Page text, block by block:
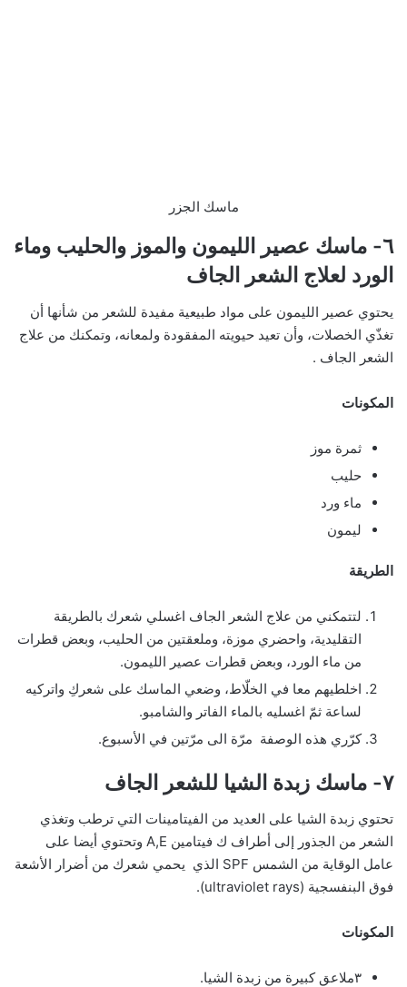
ماسك الجزر
٦- ماسك عصير الليمون والموز والحليب وماء
الورد لعلاج الشعر الجاف
يحتوي عصير الليمون على مواد طبيعية مفيدة للشعر من شأنها أن
تغذّي الخصلات، وأن تعيد حيويته المفقودة ولمعانه، وتمكنك من علاج
الشعر الجاف .
المكونات
ثمرة موز
حليب
ماء ورد
ليمون
الطريقة
لتتمكني من علاج الشعر الجاف اغسلي شعرك بالطريقة
التقليدية، واحضري موزة، وملعقتين من الحليب، وبعض قطرات
من ماء الورد، وبعض قطرات عصير الليمون.
اخلطيهم معا في الخلّاط، وضعي الماسك على شعركِ واتركيه
لساعة ثمّ اغسليه بالماء الفاتر والشامبو.
كرّري هذه الوصفة مرّة الى مرّتين في الأسبوع.
٧- ماسك زبدة الشيا للشعر الجاف
تحتوي زبدة الشيا على العديد من الفيتامينات التي ترطب وتغذي
الشعر من الجذور إلى أطراف ك فيتامين A,E وتحتوي أيضا على
عامل الوقاية من الشمس SPF الذي يحمي شعرك من أضرار الأشعة
فوق البنفسجية (ultraviolet rays).
المكونات
٣ملاعق كبيرة من زبدة الشيا.